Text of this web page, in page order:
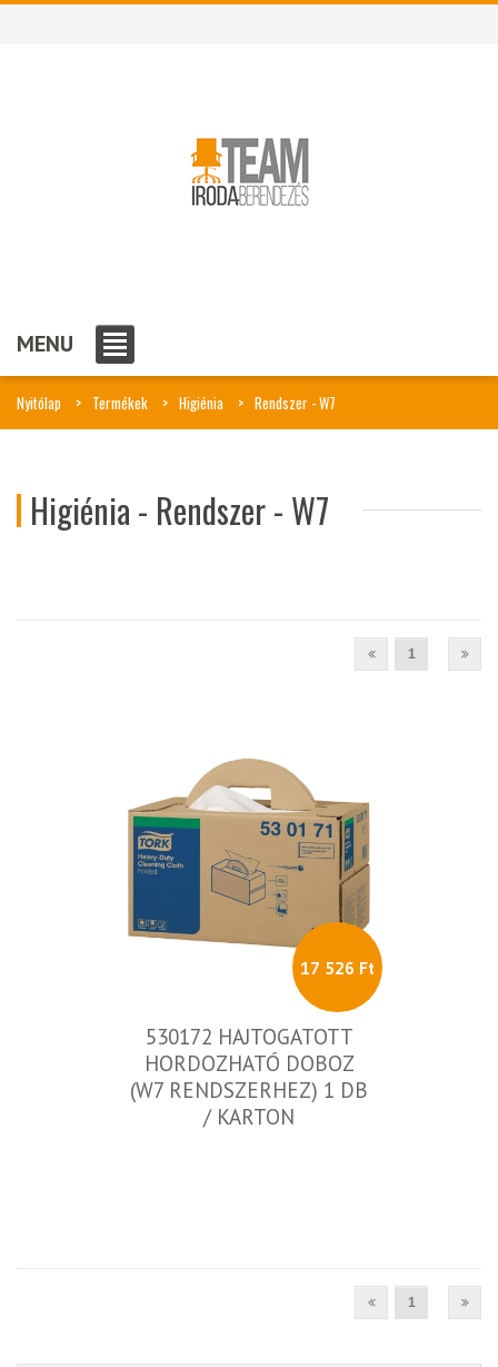
MENU
Nyitólap Termékek Higiénia Rendszer - W7
Higiénia - Rendszer - W7
1
17 526 Ft
530172 HAJTOGATOTT
HORDOZHATÓ DOBOZ
(W7 RENDSZERHEZ) 1 DB
/ KARTON
1